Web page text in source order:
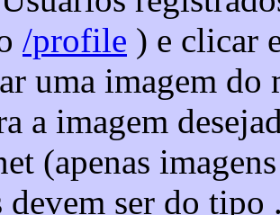
/profile ) e clicar
uma imagem
a imagem
(apenas
devem ser do